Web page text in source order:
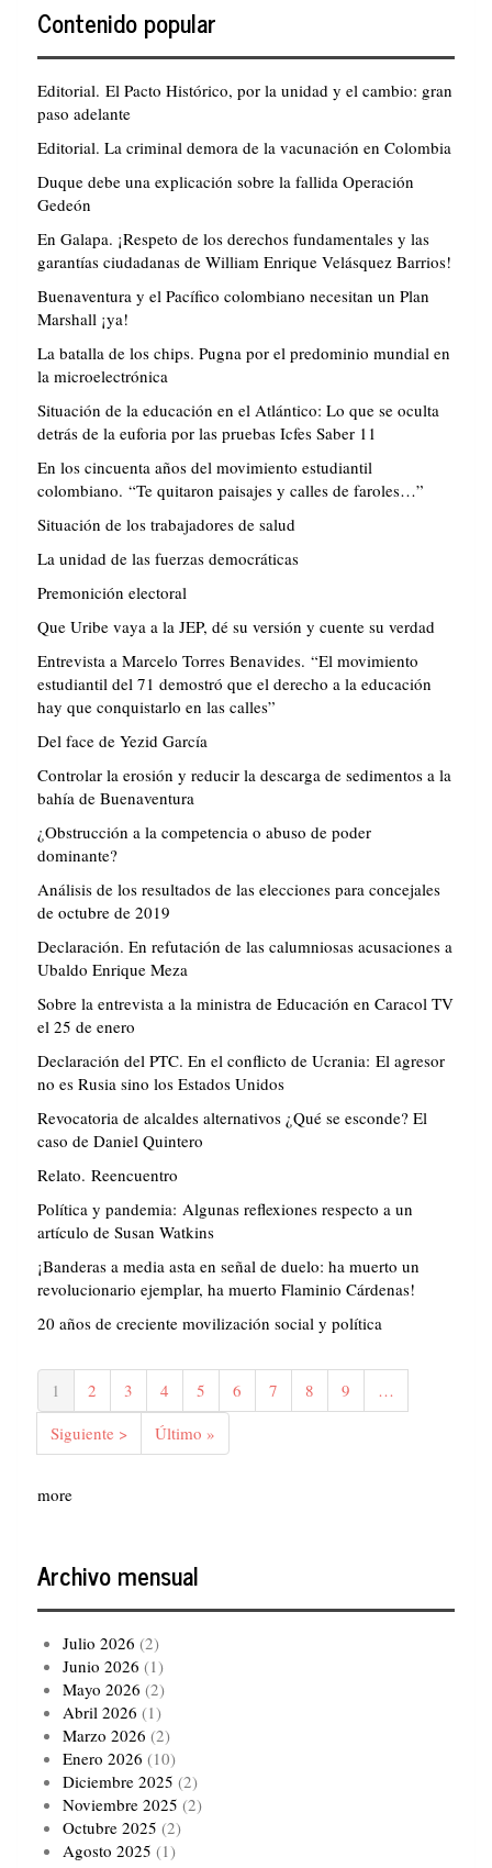
Contenido popular
Editorial. El Pacto Histórico, por la unidad y el cambio: gran
paso adelante
Editorial. La criminal demora de la vacunación en Colombia
Duque debe una explicación sobre la fallida Operación
Gedeón
En Galapa. ¡Respeto de los derechos fundamentales y las
garantías ciudadanas de William Enrique Velásquez Barrios!
Buenaventura y el Pacífico colombiano necesitan un Plan
Marshall ¡ya!
La batalla de los chips. Pugna por el predominio mundial en
la microelectrónica
Situación de la educación en el Atlántico: Lo que se oculta
detrás de la euforia por las pruebas Icfes Saber 11
En los cincuenta años del movimiento estudiantil
colombiano. “Te quitaron paisajes y calles de faroles…”
Situación de los trabajadores de salud
La unidad de las fuerzas democráticas
Premonición electoral
Que Uribe vaya a la JEP, dé su versión y cuente su verdad
Entrevista a Marcelo Torres Benavides. “El movimiento
estudiantil del 71 demostró que el derecho a la educación
hay que conquistarlo en las calles”
Del face de Yezid García
Controlar la erosión y reducir la descarga de sedimentos a la
bahía de Buenaventura
¿Obstrucción a la competencia o abuso de poder
dominante?
Análisis de los resultados de las elecciones para concejales
de octubre de 2019
Declaración. En refutación de las calumniosas acusaciones a
Ubaldo Enrique Meza
Sobre la entrevista a la ministra de Educación en Caracol TV
el 25 de enero
Declaración del PTC. En el conflicto de Ucrania: El agresor
no es Rusia sino los Estados Unidos
Revocatoria de alcaldes alternativos ¿Qué se esconde? El
caso de Daniel Quintero
Relato. Reencuentro
Política y pandemia: Algunas reflexiones respecto a un
artículo de Susan Watkins
¡Banderas a media asta en señal de duelo: ha muerto un
revolucionario ejemplar, ha muerto Flaminio Cárdenas!
20 años de creciente movilización social y política
Paginación
Página
actual
1 Página
2 Página
3 Página
4 Página
5 Página
6 Página
7 Página
8 Página
9
…
Siguiente
página
Siguiente >
Última
página
Último »
more
Archivo mensual
Julio 2026 (2)
Junio 2026 (1)
Mayo 2026 (2)
Abril 2026 (1)
Marzo 2026 (2)
Enero 2026 (10)
Diciembre 2025 (2)
Noviembre 2025 (2)
Octubre 2025 (2)
Agosto 2025 (1)